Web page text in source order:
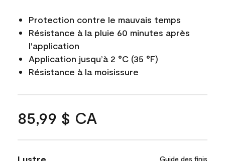
Protection contre le mauvais temps
Résistance à la pluie 60 minutes après
l'application
Application jusqu’à 2 °C (35 °F)
Résistance à la moisissure
85,99 $ CA
Lustre Guide des finis